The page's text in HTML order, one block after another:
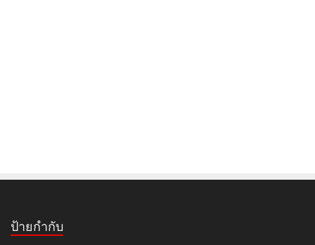
ป้ายกำกับ